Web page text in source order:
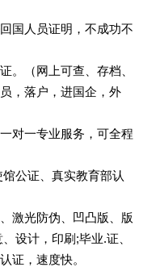
国人员证明，不成功不
。（网上可查、存档、
，落户，进国企，外
对一专业服务，可全程
公证、真实教育部认
激光防伪、凹凸版、版
设计，印刷;毕业.证、
证，速度快。